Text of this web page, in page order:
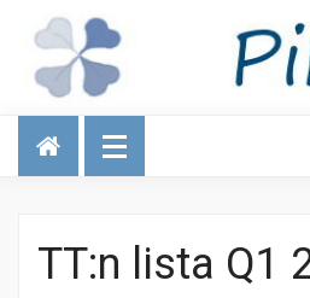
Talous
TT:n lista Q1